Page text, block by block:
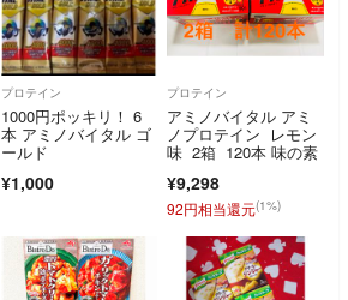
プロテイン
1000円ポッキリ！ 6
本 アミノバイタル ゴ
ールド
¥1,000
プロテイン
アミノバイタル アミ
ノプロテイン レモン
味 2箱 120本 味の素
¥9,298
92円相当還元(1%)